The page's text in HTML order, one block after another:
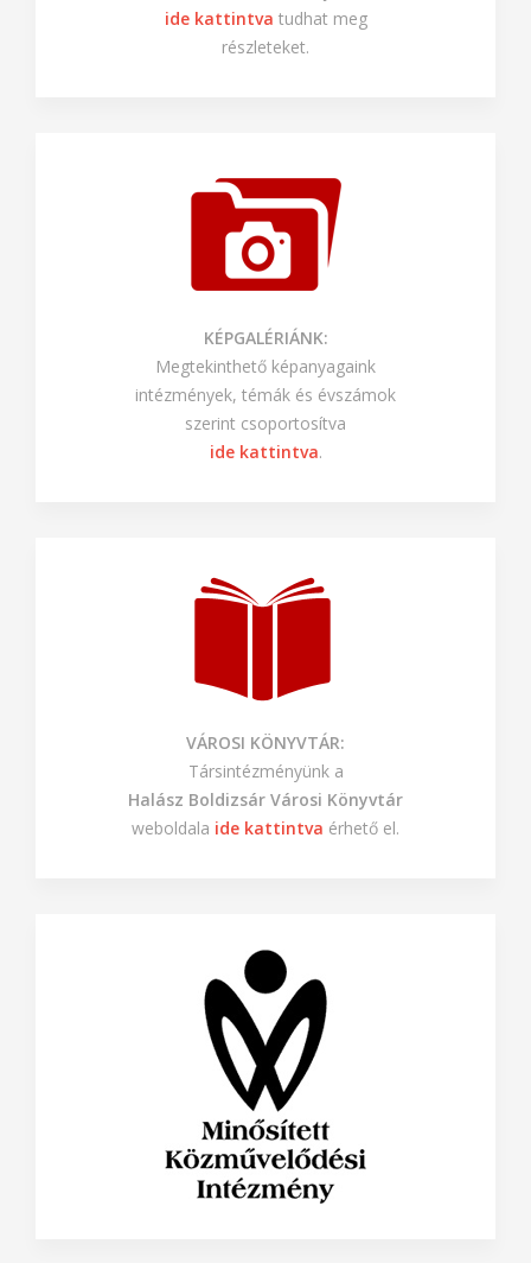
ide kattintva tudhat meg
részleteket.
KÉPGALÉRIÁNK:
Megtekinthető képanyagaink
intézmények, témák és évszámok
szerint csoportosítva
ide kattintva.
VÁROSI KÖNYVTÁR:
Társintézményünk a
Halász Boldizsár Városi Könyvtár
weboldala ide kattintva érhető el.